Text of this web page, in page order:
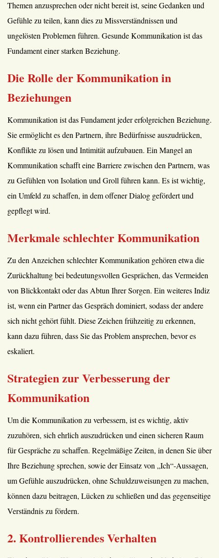
Themen anzusprechen oder nicht bereit ist, seine Gedanken und
Gefühle zu teilen, kann dies zu Missverständnissen und
ungelösten Problemen führen. Gesunde Kommunikation ist das
Fundament einer starken Beziehung.
Die Rolle der Kommunikation in
Beziehungen
Kommunikation ist das Fundament jeder erfolgreichen Beziehung.
Sie ermöglicht es den Partnern, ihre Bedürfnisse auszudrücken,
Konflikte zu lösen und Intimität aufzubauen. Ein Mangel an
Kommunikation schafft eine Barriere zwischen den Partnern, was
zu Gefühlen von Isolation und Groll führen kann. Es ist wichtig,
ein Umfeld zu schaffen, in dem offener Dialog gefördert und
gepflegt wird.
Merkmale schlechter Kommunikation
Zu den Anzeichen schlechter Kommunikation gehören etwa die
Zurückhaltung bei bedeutungsvollen Gesprächen, das Vermeiden
von Blickkontakt oder das Abtun Ihrer Sorgen. Ein weiteres Indiz
ist, wenn ein Partner das Gespräch dominiert, sodass der andere
sich nicht gehört fühlt. Diese Zeichen frühzeitig zu erkennen,
kann dazu führen, dass Sie das Problem ansprechen, bevor es
eskaliert.
Strategien zur Verbesserung der
Kommunikation
Um die Kommunikation zu verbessern, ist es wichtig, aktiv
zuzuhören, sich ehrlich auszudrücken und einen sicheren Raum
für Gespräche zu schaffen. Regelmäßige Zeiten, in denen Sie über
Ihre Beziehung sprechen, sowie der Einsatz von „Ich“-Aussagen,
um Gefühle auszudrücken, ohne Schuldzuweisungen zu machen,
können dazu beitragen, Lücken zu schließen und das gegenseitige
Verständnis zu fördern.
2. Kontrollierendes Verhalten